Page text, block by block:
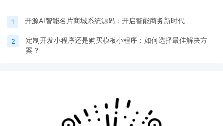
1 开源AI智能名片商城系统源码：开启智能商务新时代
2
定制开发小程序还是购买模板小程序：如何选择最佳解决方
案？